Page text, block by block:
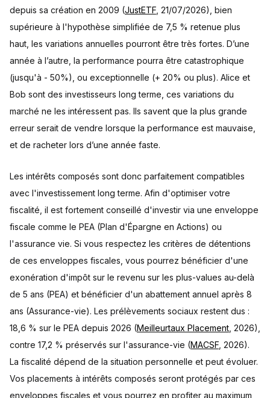
depuis sa création en 2009 (JustETF, 21/07/2026), bien
supérieure à l'hypothèse simplifiée de 7,5 % retenue plus
haut, les variations annuelles pourront être très fortes. D’une
année à l’autre, la performance pourra être catastrophique
(jusqu'à - 50%), ou exceptionnelle (+ 20% ou plus). Alice et
Bob sont des investisseurs long terme, ces variations du
marché ne les intéressent pas. Ils savent que la plus grande
erreur serait de vendre lorsque la performance est mauvaise,
et de racheter lors d’une année faste.
Les intérêts composés sont donc parfaitement compatibles
avec l'investissement long terme. Afin d'optimiser votre
fiscalité, il est fortement conseillé d'investir via une enveloppe
fiscale comme le PEA (Plan d'Épargne en Actions) ou
l'assurance vie. Si vous respectez les critères de détentions
de ces enveloppes fiscales, vous pourrez bénéficier d'une
exonération d'impôt sur le revenu sur les plus-values au-delà
de 5 ans (PEA) et bénéficier d'un abattement annuel après 8
ans (Assurance-vie). Les prélèvements sociaux restent dus :
18,6 % sur le PEA depuis 2026 (Meilleurtaux Placement, 2026),
contre 17,2 % préservés sur l'assurance-vie (MACSF, 2026).
La fiscalité dépend de la situation personnelle et peut évoluer.
Vos placements à intérêts composés seront protégés par ces
enveloppes fiscales et vous pourrez en profiter au maximum